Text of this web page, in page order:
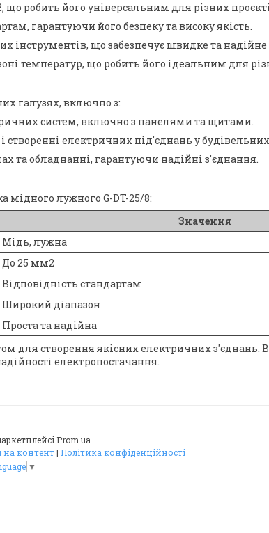
що робить його універсальним для різних
гарантуючи його безпеку та високу якість.
інструментів, що забезпечує швидке та
температур, що робить його ідеальним для
галузях, включно з:
систем, включно з панелями та щитами.
електричних під'єднань у
та обладнанні, гарантуючи надійні з'єднання.
мідного лужного G-DT-25/8:
Значення
Мідь, лужна
До 25 мм2
Відповідність стандартам
Широкий діапазон
Проста та надійна
для створення якісних електричних з'єднань.
електропостачання.
Prom.ua
на контент | Політика конфіденційності
▼